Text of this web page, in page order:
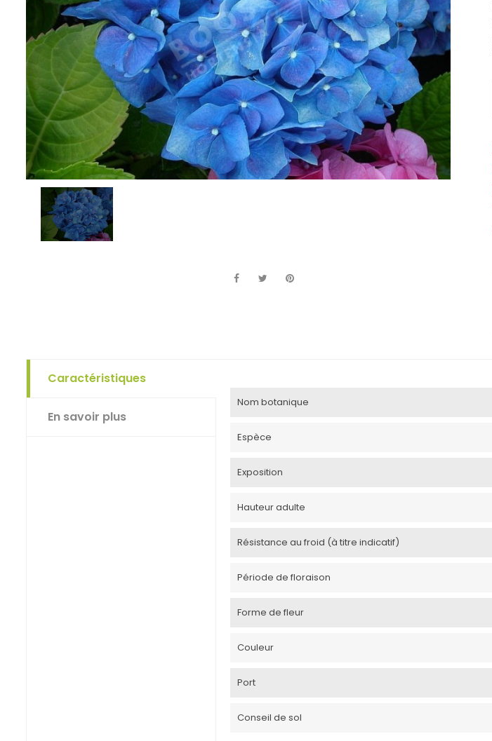
Caractéristiques
En savoir plus
Nom botanique
Espèce
Exposition
Hauteur adulte
Résistance au froid (à titre indicatif)
Période de floraison
Forme de fleur
Couleur
Port
Conseil de sol